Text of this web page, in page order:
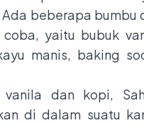
beberapa bumbu
yaitu bubuk
manis, baking
vanila dan kopi,
di dalam suatu